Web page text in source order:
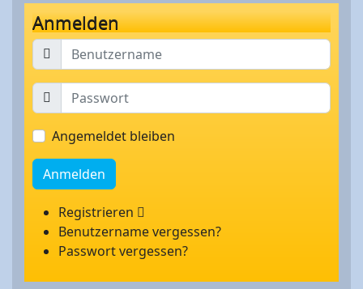
Anmelden
Angemeldet bleiben
Anmelden
Registrieren
Benutzername vergessen?
Passwort vergessen?